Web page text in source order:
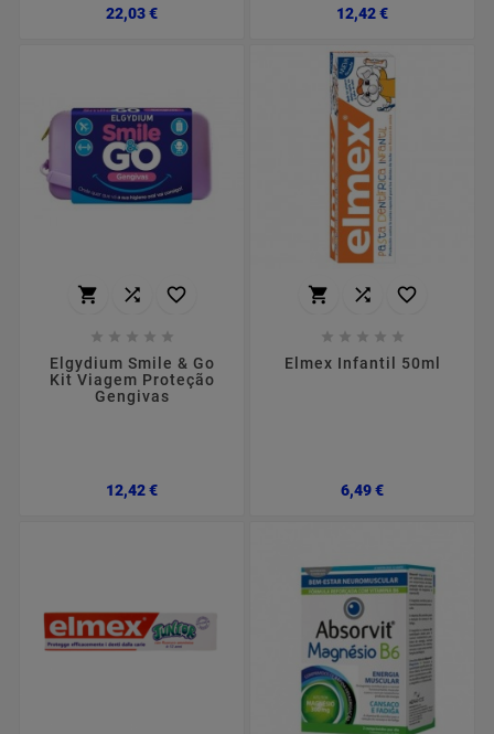
22,03 €Preço 12,42 €Preço
  
    
Elgydium Smile & Go
Kit Viagem Proteção
Gengivas
12,42 €Preço
  
    
Elmex Infantil 50ml
6,49 €Preço